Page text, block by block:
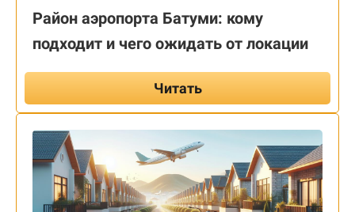
Район аэропорта Батуми: кому
подходит и чего ожидать от локации
Читать